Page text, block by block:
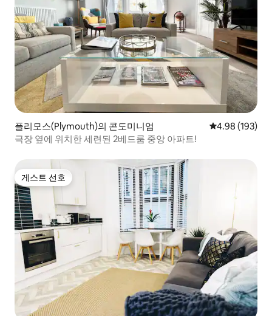
플리모스(Plymouth)의 콘도미니엄 평점 4.98점(5
4.98 (193)
극장 옆에 위치한 세련된 2베드룸 중앙 아파트!
게스트 선호
게스트 선호